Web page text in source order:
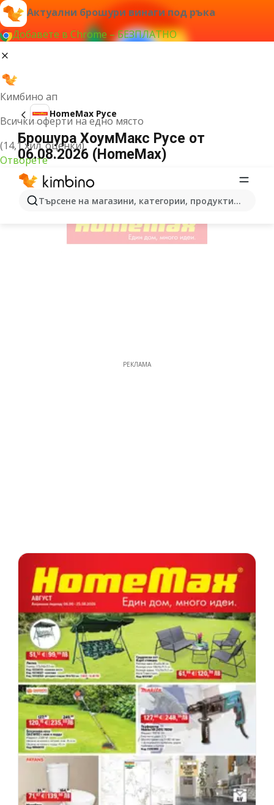
Актуални брошури винаги под ръка
Добавете в Chrome – БЕЗПЛАТНО
Кимбино ап
Всички оферти на едно място
(14,1 хил. оценки)
Отворете
Търсене на магазини, категории, продукти...
HomeMax Русе
Брошура ХоумМакс Русе от
06.08.2026 (HomeMax)
РЕКЛАМА